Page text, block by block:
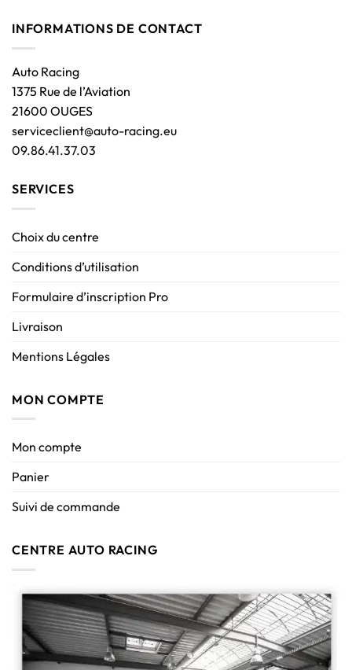
INFORMATIONS DE CONTACT
Auto Racing
1375 Rue de l’Aviation
21600 OUGES
serviceclient@auto-racing.eu
09.86.41.37.03
SERVICES
Choix du centre
Conditions d’utilisation
Formulaire d’inscription Pro
Livraison
Mentions Légales
MON COMPTE
Mon compte
Panier
Suivi de commande
CENTRE AUTO RACING